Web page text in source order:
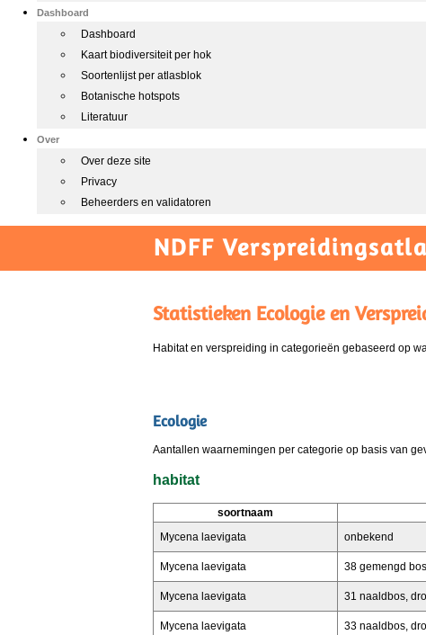
Dashboard
Dashboard
Kaart biodiversiteit per hok
Soortenlijst per atlasblok
Botanische hotspots
Literatuur
Over
Over deze site
Privacy
Beheerders en validatoren
NDFF
Statistieken Ecologie en
Habitat en verspreiding in categorieën gebaseerd op
Ecologie
Aantallen waarnemingen per categorie op basis van
habitat
soortnaam
Mycena laevigata
onbekend
Mycena laevigata 38 gemengd
Mycena laevigata 31 naaldbos,
Mycena laevigata 33 naaldbos,